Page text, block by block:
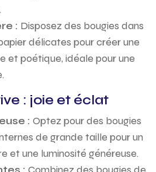
: Disposez des bougies dans
délicates pour créer une
et poétique, idéale pour une
: joie et éclat
: Optez pour des bougies
de grande taille pour un
et une luminosité généreuse.